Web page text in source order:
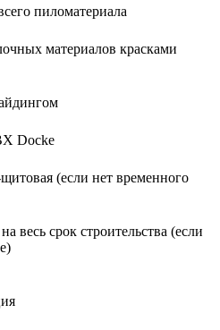
пиломатериала
материалов красками
Docke
(если нет временного
весь срок строительства (если